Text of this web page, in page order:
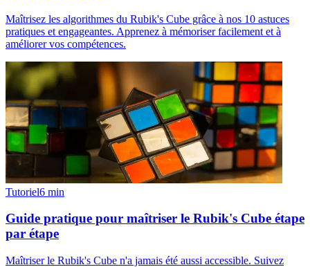
Maîtrisez les algorithmes du Rubik's Cube grâce à nos 10 astuces
pratiques et engageantes. Apprenez à mémoriser facilement et à
améliorer vos compétences.
Tutoriel6 min
Guide pratique pour maîtriser le Rubik's Cube étape
par étape
Maîtriser le Rubik's Cube n'a jamais été aussi accessible. Suivez